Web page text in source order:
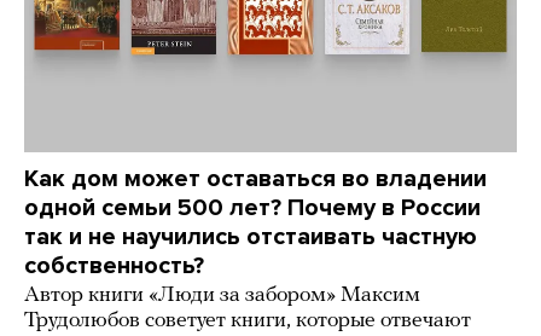
Как дом может оставаться во владении
одной семьи 500 лет? Почему в России
так и не научились отстаивать частную
собственность?
Автор книги «Люди за забором» Максим
Трудолюбов советует книги, которые отвечают